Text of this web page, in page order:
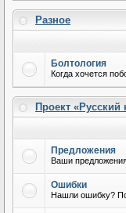
Разное
Болтология
Когда хочется
Проект «Русский
Предложения
Ваши
Ошибки
Нашли ошибку?